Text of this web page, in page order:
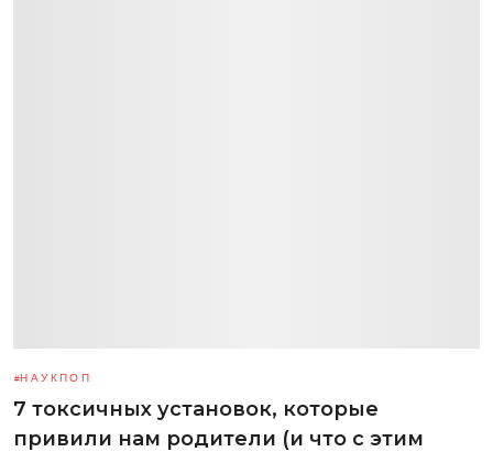
НАУКПОП
7 токсичных установок, которые
привили нам родители (и что с этим